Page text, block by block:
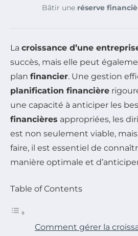
Bâtir une réserve
La croissance d’une
succès, mais elle peut
plan financier. Une gestion
planification financière
une capacité à anticiper les
financières appropriées, les
est non seulement viable,
faire, il est essentiel de
manière optimale et
Table of Contents
Comment gérer la